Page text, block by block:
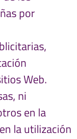
por
Web.
ni
en la
la utilización